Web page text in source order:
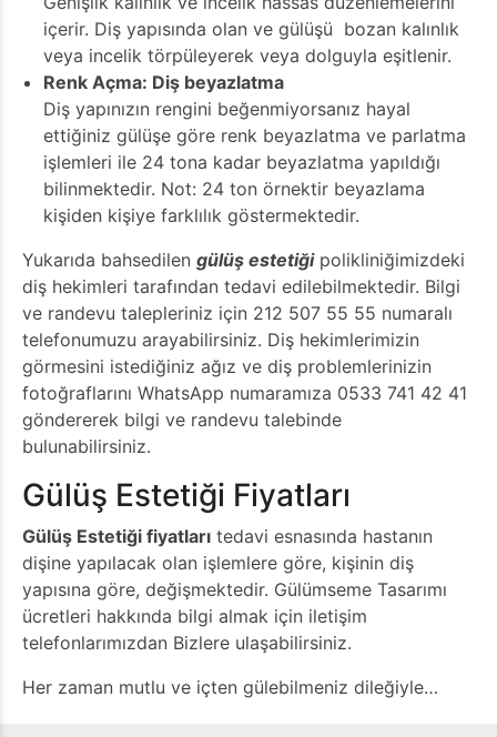
içerir. Diş yapısında olan ve gülüşü bozan kalınlık
veya incelik törpüleyerek veya dolguyla eşitlenir.
Renk Açma: Diş beyazlatma
Diş yapınızın rengini beğenmiyorsanız hayal
ettiğiniz gülüşe göre renk beyazlatma ve parlatma
işlemleri ile 24 tona kadar beyazlatma yapıldığı
bilinmektedir. Not: 24 ton örnektir beyazlama
kişiden kişiye farklılık göstermektedir.
Yukarıda bahsedilen gülüş estetiğipolikliniğimizdeki
diş hekimleri tarafından tedavi edilebilmektedir. Bilgi
ve randevu talepleriniz için 212 507 55 55 numaralı
telefonumuzu arayabilirsiniz. Diş hekimlerimizin
görmesini istediğiniz ağız ve diş problemlerinizin
fotoğraflarını WhatsApp numaramıza 0533 741 42 41
göndererek bilgi ve randevu talebinde
bulunabilirsiniz.
Gülüş Estetiği Fiyatları
Gülüş Estetiği fiyatları tedavi esnasında hastanın
dişine yapılacak olan işlemlere göre, kişinin diş
yapısına göre, değişmektedir. Gülümseme Tasarımı
ücretleri hakkında bilgi almak için iletişim
telefonlarımızdan Bizlere ulaşabilirsiniz.
Her zaman mutlu ve içten gülebilmeniz dileğiyle…